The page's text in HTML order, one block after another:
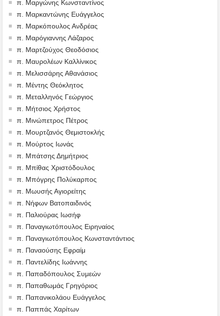
π. Μαργώνης Κωνσταντίνος
π. Μαρκαντώνης Ευάγγελος
π. Μαρκόπουλος Ανδρέας
π. Μαρόγιαννης Λάζαρος
π. Μαρτζούχος Θεοδόσιος
π. Μαυρολέων Καλλίνικος
π. Μελισσάρης Αθανάσιος
π. Μέντης Θεόκλητος
π. Μεταλληνός Γεώργιος
π. Μήτσιος Χρήστος
π. Μινώπετρος Πέτρος
π. Μουρτζανός Θεμιστοκλής
π. Μούρτος Ιωνάς
π. Μπάτσης Δημήτριος
π. Μπίθας Χριστόδουλος
π. Μπόγρης Πολύκαρπος
π. Μωυσής Αγιορείτης
π. Νήφων Βατοπαιδινός
π. Παλιούρας Ιωσήφ
π. Παναγιωτόπουλος Ειρηναίος
π. Παναγιωτόπουλος Κωνσταντάντιος
π. Παναούσης Εφραίμ
π. Παντελίδης Ιωάννης
π. Παπαδόπουλος Συμεών
π. Παπαθωμάς Γρηγόριος
π. Παπανικολάου Ευάγγελος
π. Παππάς Χαρίτων